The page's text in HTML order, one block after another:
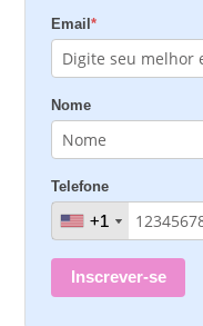
Email*
Nome
Telefone
+1
+1
Inscrever-se